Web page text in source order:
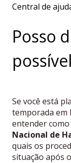
Central de
Posso
Se você está
temporada
entender
Nacional de
quais os
situação após